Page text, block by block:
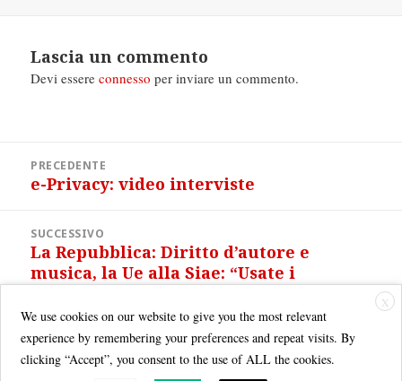
Lascia un commento
Devi essereconnesso per inviare un commento.
articoliPRECEDENTE
Articolo
e-Privacy: video interviste
SUCCESSIVO
Articolo
successivo:
La Repubblica: Diritto d’autore e
musica, la Ue alla Siae: “Usate i
X
We use cookies on our website to give you the most relevant
experience by remembering your preferences and repeat visits. By
clicking “Accept”, you consent to the use of ALL the cookies.